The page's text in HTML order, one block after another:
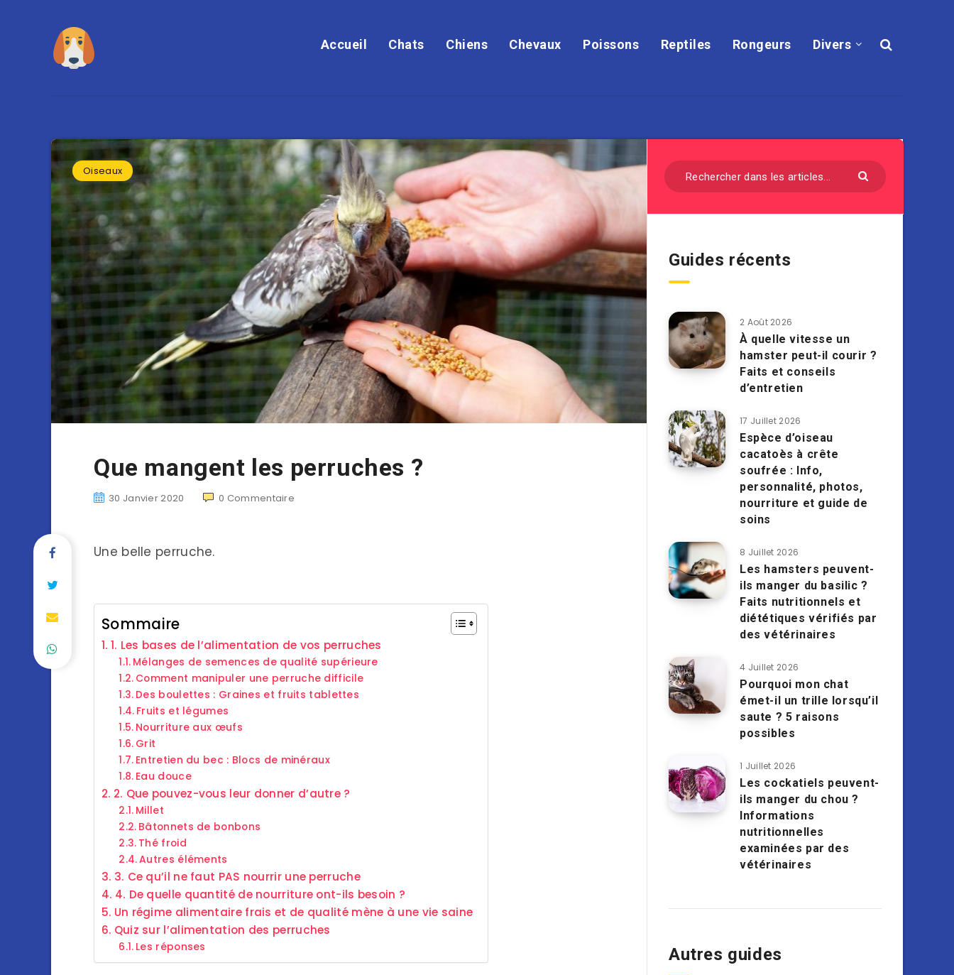
Accueil Chats Chiens Chevaux Poissons Reptiles Rongeurs Divers
Oiseaux
Que mangent les perruches ?
30 Janvier 2020 0 Commentaire
Une belle perruche.
Sommaire
1. Les bases de l’alimentation de vos perruches
Mélanges de semences de qualité supérieure
Comment manipuler une perruche difficile
Des boulettes : Graines et fruits tablettes
Fruits et légumes
Nourriture aux œufs
Grit
Entretien du bec : Blocs de minéraux
Eau douce
2. Que pouvez-vous leur donner d’autre ?
Millet
Bâtonnets de bonbons
Thé froid
Autres éléments
3. Ce qu’il ne faut PAS nourrir une perruche
4. De quelle quantité de nourriture ont-ils besoin ?
Un régime alimentaire frais et de qualité mène à une vie saine
Quiz sur l’alimentation des perruches
Les réponses
Guides récents
2 Août 2026
À quelle vitesse un
hamster peut-il courir ?
Faits et conseils
d’entretien
17 Juillet 2026
Espèce d’oiseau
cacatoès à crête
soufrée : Info,
personnalité, photos,
nourriture et guide de
soins
8 Juillet 2026
Les hamsters peuvent-
ils manger du basilic ?
Faits nutritionnels et
diététiques vérifiés par
des vétérinaires
4 Juillet 2026
Pourquoi mon chat
émet-il un trille lorsqu’il
saute ? 5 raisons
possibles
1 Juillet 2026
Les cockatiels peuvent-
ils manger du chou ?
Informations
nutritionnelles
examinées par des
vétérinaires
Autres guides